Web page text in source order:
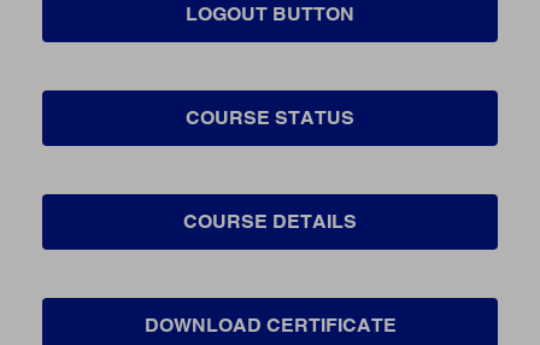
LOGOUT BUTTON
COURSE STATUS
COURSE DETAILS
DOWNLOAD CERTIFICATE